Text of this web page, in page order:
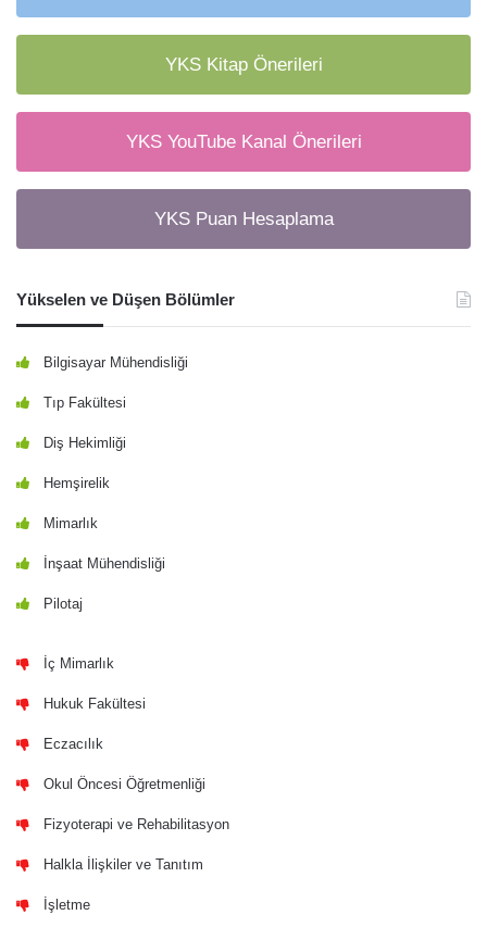
YKS Kitap Önerileri
YKS YouTube Kanal Önerileri
YKS Puan Hesaplama
Yükselen ve Düşen Bölümler
Bilgisayar Mühendisliği
Tıp Fakültesi
Diş Hekimliği
Hemşirelik
Mimarlık
İnşaat Mühendisliği
Pilotaj
İç Mimarlık
Hukuk Fakültesi
Eczacılık
Okul Öncesi Öğretmenliği
Fizyoterapi ve Rehabilitasyon
Halkla İlişkiler ve Tanıtım
İşletme